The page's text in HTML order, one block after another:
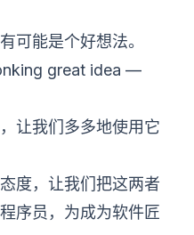
可能是个好想法。
great idea —
让我们多多地使用它
度，让我们把这两者
序员，为成为软件匠